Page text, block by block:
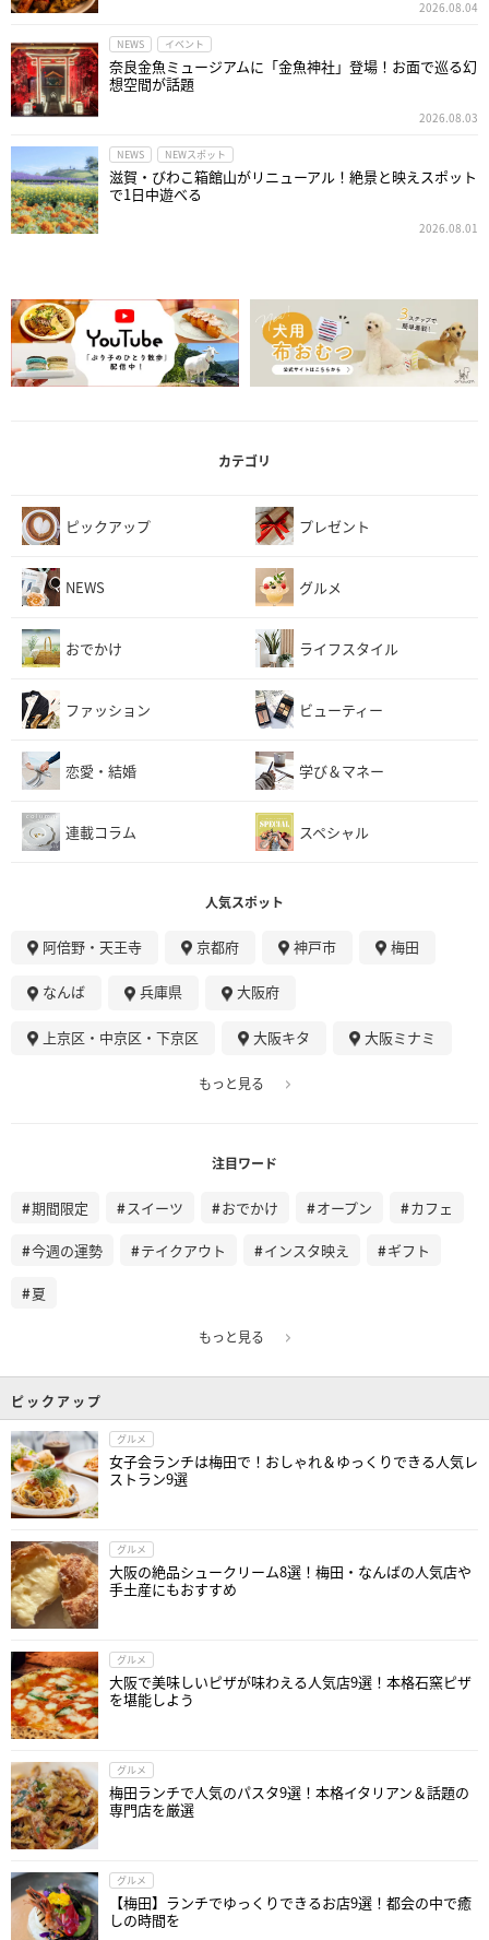
2026.08.04
NEWS イベント
奈良金魚ミュージアムに「金魚神社」登場！お面で巡る幻
想空間が話題
2026.08.03
NEWS NEWスポット
滋賀・びわこ箱館山がリニューアル！絶景と映えスポット
で1日中遊べる
2026.08.01
カテゴリ
ピックアップ プレゼント
NEWS グルメ
おでかけ ライフスタイル
ファッション ビューティー
恋愛・結婚 学び＆マネー
連載コラム スペシャル
人気スポット
阿倍野・天王寺 京都府 神戸市 梅田
なんば 兵庫県 大阪府
上京区・中京区・下京区 大阪キタ 大阪ミナミ
もっと見る
注目ワード
期間限定 スイーツ おでかけ オープン カフェ
今週の運勢 テイクアウト インスタ映え ギフト
夏
もっと見る
ピックアップ
グルメ
女子会ランチは梅田で！おしゃれ＆ゆっくりできる人気レ
ストラン9選
グルメ
大阪の絶品シュークリーム8選！梅田・なんばの人気店や
手土産にもおすすめ
グルメ
大阪で美味しいピザが味わえる人気店9選！本格石窯ピザ
を堪能しよう
グルメ
梅田ランチで人気のパスタ9選！本格イタリアン＆話題の
専門店を厳選
グルメ
【梅田】ランチでゆっくりできるお店9選！都会の中で癒
しの時間を